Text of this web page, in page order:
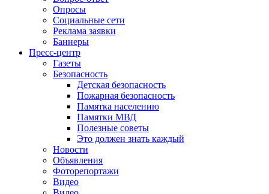
Опросы
Социальные сети
Реклама заявки
Баннеры
Пресс-центр
Газеты
Безопасность
Детская безопасность
Пожарная безопасность
Памятка населению
Памятки МВД
Полезные советы
Это должен знать каждый
Новости
Объявления
Фоторепортажи
Видео